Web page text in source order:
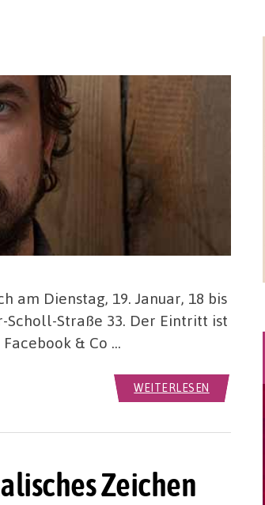
am Dienstag, 19. Januar, 18 bis
Scholl-Straße 33. Der Eintritt ist
& Co …
WEITERLESEN
Zeichen